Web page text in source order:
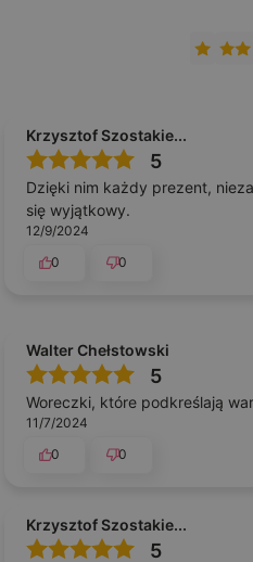
Krzysztof Szostakie...
5
Dzięki nim każdy prezent,
się wyjątkowy.
12/9/2024
0
0
Walter Chełstowski
5
Woreczki, które podkreślają
11/7/2024
0
0
Krzysztof Szostakie...
5